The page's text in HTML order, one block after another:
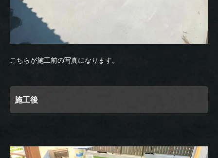
こちらが施工前の写真になります。
施工後